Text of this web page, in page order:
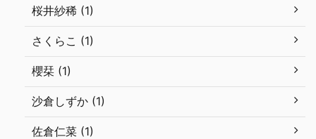
桜井紗稀 (1)
さくらこ (1)
櫻栞 (1)
沙倉しずか (1)
佐倉仁菜 (1)